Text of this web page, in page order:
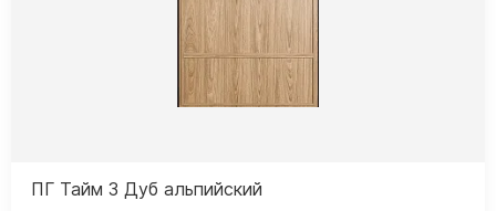
ПГ Тайм 3 Дуб альпийский